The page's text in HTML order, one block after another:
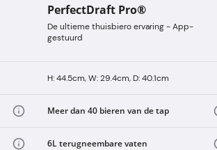
PerfectDraft Pro®
De ultieme thuisbiero ervaring - App-
gestuurd
H: 44.5cm, W: 29.4cm, D: 40.1cm
Meer dan 40 bieren van de tap
6L terugneembare vaten